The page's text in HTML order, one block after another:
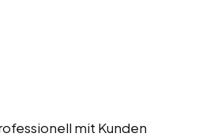
mit Kunden